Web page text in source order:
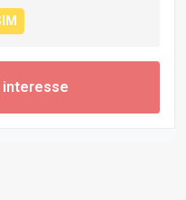
interesse